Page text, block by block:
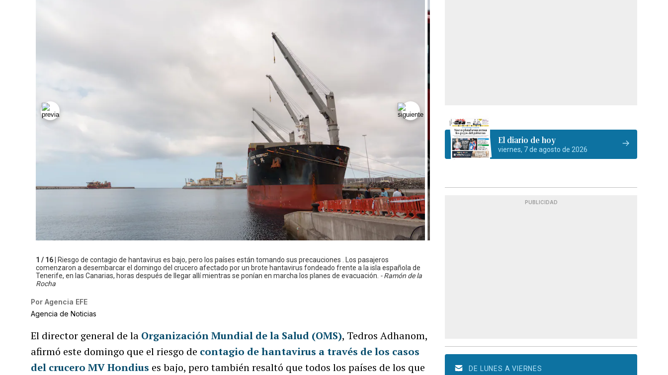
1 / 16 |
Riesgo de contagio de hantavirus es bajo, pero los países están tomando sus precauciones . Los pasajeros
comenzaron a desembarcar el domingo del crucero afectado por un brote hantavirus fondeado frente a la isla española de
Tenerife, en las Canarias, horas después de llegar allí mientras se ponían en marcha los planes de evacuación. - Ramón de la
Rocha
Por Agencia EFE
Agencia de Noticias
El director general de la Organización Mundial de la Salud (OMS), Tedros Adhanom,
afirmó este domingo que el riesgo de contagio de hantavirus a través de los casos
del crucero MV Hondius es bajo, pero también resaltó que todos los países de los que
El diario de hoy
viernes, 7 de agosto de 2026
PUBLICIDAD
DE LUNES A VIERNES